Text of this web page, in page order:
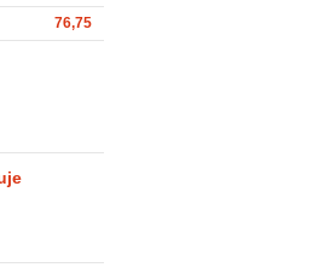
76,75